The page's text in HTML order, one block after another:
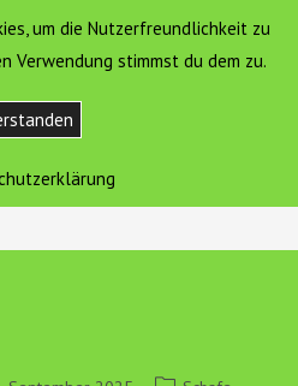
MENÜ
um die Nutzerfreundlichkeit zu
Verwendung stimmst du dem zu.